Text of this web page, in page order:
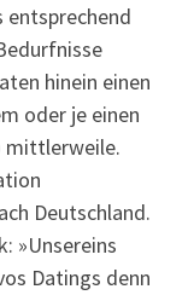
entsprechend
hinein einen
oder je einen
mittlerweile.
Deutschland.
»Unsereins
Datings denn